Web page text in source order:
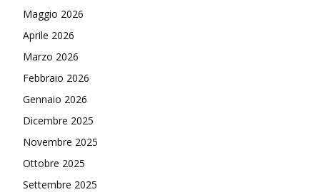
Maggio 2026
Aprile 2026
Marzo 2026
Febbraio 2026
Gennaio 2026
Dicembre 2025
Novembre 2025
Ottobre 2025
Settembre 2025